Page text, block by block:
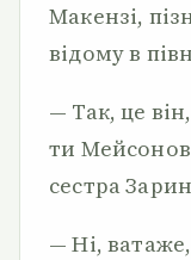
Макензі,
відому в
— Так, це
ти
сестра
— Ні,